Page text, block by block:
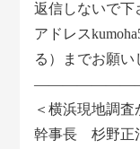
返信しないで下
アドレス
る）までお願い
＜横浜現地調
幹事長 杉野正